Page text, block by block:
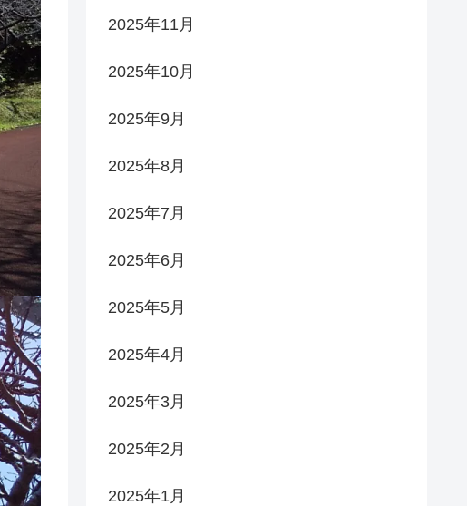
2025年11月
2025年10月
2025年9月
2025年8月
2025年7月
2025年6月
2025年5月
2025年4月
2025年3月
2025年2月
2025年1月